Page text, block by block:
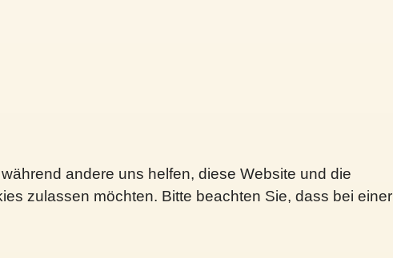
andere uns helfen, diese Website und die
zulassen möchten. Bitte beachten Sie, dass bei einer